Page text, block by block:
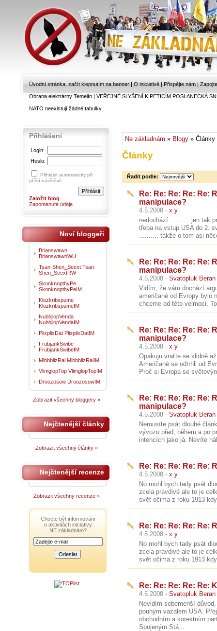
Úvodní stránka, začít klepnutím na banner | O iniciativě | Přispějte nám |
Obrana elektrárny Temelín|VEŘEJNÉ SLYŠENÍ K PETICÍM POSLANECKÁ
NATO neexistují žádné tabulky.
Ne základnám » Blogy » Články
Články
Řadit podle:
Re: Re: Re: Re: Re:
manipulace?
4.5.2008 - x y
nedochází .......... jen tak
třeba na vstup USA do 2.
.......... takže o tom asi
Re: Re: Re: Re: Re:
manipulace?
4.5.2008 - Svatopluk Beran
Vidím, že vám dochází
američané od Evropy bylo
chceme od této velmoci.
Re: Re: Re: Re: Re:
manipulace?
4.5.2008 - x y
Opakuju vraťte se klidně
Američané se odtrhli od
Proč si Evropa se
Re: Re: Re: Re: Re:
manipulace?
4.5.2008 - Svatopluk Beran
Nemusíte psát dlouhé
vývozu před, během a po
intencích jako já. Nevíte
Re: Re: Re: Re: Re:
4.5.2008 - x y
No mohl bych tady psát
zcela pravdivé ale to je
svět očima z roku 1913
Re: Re: Re: Re: Re:
4.5.2008 - x y
No mohl bych tady psát
zcela pravdivé ale to je
svět očima z roku 1913
Re: Re: Re: Re: Re:
4.5.2008 - Svatopluk Beran
Nevidím sebemenší
pouhým vazalem USA.
obchodním a korektním
Spojeným Stá...
Přihlášení
Login:
Heslo:
Přihlásit automaticky při
příští návštěvě.
Založit blog
Zapomenuté údaje
Noví bloggeři
Brianswawn
BrianswawnWU
Tsan-Shen_Seext Tsan-
Shen_SeextRW
SkonknopthyPe
SkonknopthyPeIM
Klozkribspume
KlozkribspumeIM
NubbjlopVenda
NubbjlopVendaIM
PlixplixDat PlixplixDatIM
FrubjankSwibe
FrubjankSwibeIM
MibbblizRal MibbblizRalIM
VlimglopTop VlimglopTopIM
Droozosow DroozosowIM
Zobrazit všechny bloggery »
Nejčtenější články
Zobrazit všechny články »
Nejčtenější recenze
Zobrazit všechny recenze »
Chcete být informováni
o aktivitách iniciativy
NE základnám?